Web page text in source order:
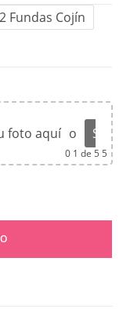
Fundas Cojín
foto aquí o
01 de 5 5